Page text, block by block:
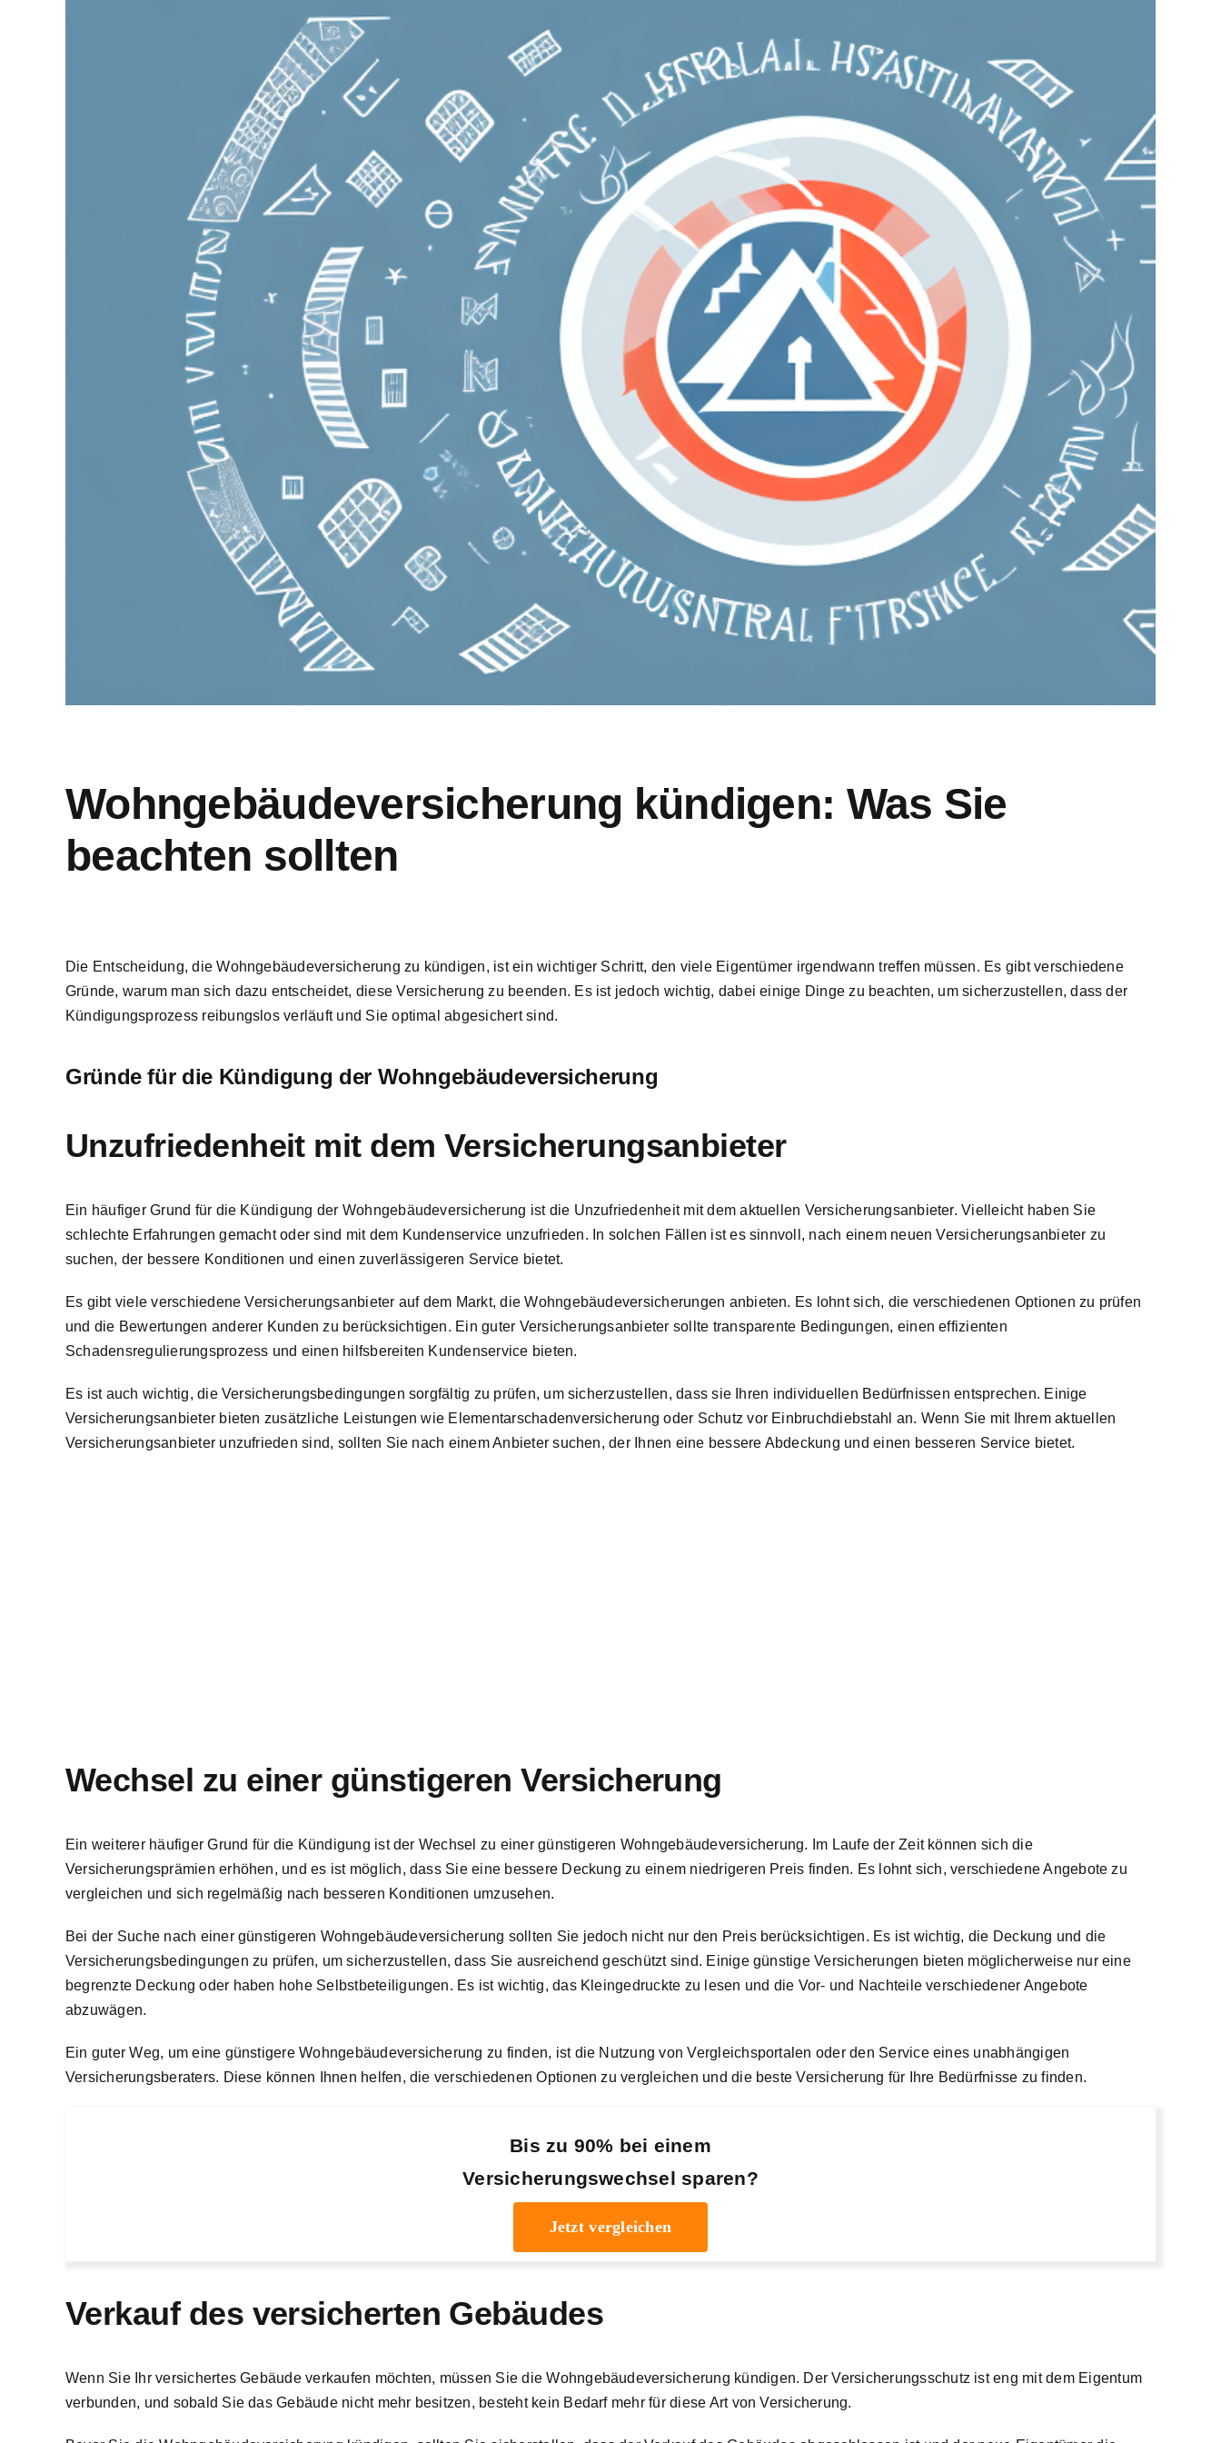
Wohngebäudeversicherung kündigen: Was Sie
beachten sollten
Die Entscheidung, die Wohngebäudeversicherung zu kündigen, ist ein wichtiger Schritt, den viele Eigentümer irgendwann treffen müssen. Es gibt verschiedene
Gründe, warum man sich dazu entscheidet, diese Versicherung zu beenden. Es ist jedoch wichtig, dabei einige Dinge zu beachten, um sicherzustellen, dass der
Kündigungsprozess reibungslos verläuft und Sie optimal abgesichert sind.
Gründe für die Kündigung der Wohngebäudeversicherung
Unzufriedenheit mit dem Versicherungsanbieter
Ein häufiger Grund für die Kündigung der Wohngebäudeversicherung ist die Unzufriedenheit mit dem aktuellen Versicherungsanbieter. Vielleicht haben Sie
schlechte Erfahrungen gemacht oder sind mit dem Kundenservice unzufrieden. In solchen Fällen ist es sinnvoll, nach einem neuen Versicherungsanbieter zu
suchen, der bessere Konditionen und einen zuverlässigeren Service bietet.
Es gibt viele verschiedene Versicherungsanbieter auf dem Markt, die Wohngebäudeversicherungen anbieten. Es lohnt sich, die verschiedenen Optionen zu prüfen
und die Bewertungen anderer Kunden zu berücksichtigen. Ein guter Versicherungsanbieter sollte transparente Bedingungen, einen effizienten
Schadensregulierungsprozess und einen hilfsbereiten Kundenservice bieten.
Es ist auch wichtig, die Versicherungsbedingungen sorgfältig zu prüfen, um sicherzustellen, dass sie Ihren individuellen Bedürfnissen entsprechen. Einige
Versicherungsanbieter bieten zusätzliche Leistungen wie Elementarschadenversicherung oder Schutz vor Einbruchdiebstahl an. Wenn Sie mit Ihrem aktuellen
Versicherungsanbieter unzufrieden sind, sollten Sie nach einem Anbieter suchen, der Ihnen eine bessere Abdeckung und einen besseren Service bietet.
Wechsel zu einer günstigeren Versicherung
Ein weiterer häufiger Grund für die Kündigung ist der Wechsel zu einer günstigeren Wohngebäudeversicherung. Im Laufe der Zeit können sich die
Versicherungsprämien erhöhen, und es ist möglich, dass Sie eine bessere Deckung zu einem niedrigeren Preis finden. Es lohnt sich, verschiedene Angebote zu
vergleichen und sich regelmäßig nach besseren Konditionen umzusehen.
Bei der Suche nach einer günstigeren Wohngebäudeversicherung sollten Sie jedoch nicht nur den Preis berücksichtigen. Es ist wichtig, die Deckung und die
Versicherungsbedingungen zu prüfen, um sicherzustellen, dass Sie ausreichend geschützt sind. Einige günstige Versicherungen bieten möglicherweise nur eine
begrenzte Deckung oder haben hohe Selbstbeteiligungen. Es ist wichtig, das Kleingedruckte zu lesen und die Vor- und Nachteile verschiedener Angebote
abzuwägen.
Ein guter Weg, um eine günstigere Wohngebäudeversicherung zu finden, ist die Nutzung von Vergleichsportalen oder den Service eines unabhängigen
Versicherungsberaters. Diese können Ihnen helfen, die verschiedenen Optionen zu vergleichen und die beste Versicherung für Ihre Bedürfnisse zu finden.
Bis zu 90% bei einem
Versicherungswechsel sparen?
Jetzt vergleichen
Verkauf des versicherten Gebäudes
Wenn Sie Ihr versichertes Gebäude verkaufen möchten, müssen Sie die Wohngebäudeversicherung kündigen. Der Versicherungsschutz ist eng mit dem Eigentum
verbunden, und sobald Sie das Gebäude nicht mehr besitzen, besteht kein Bedarf mehr für diese Art von Versicherung.